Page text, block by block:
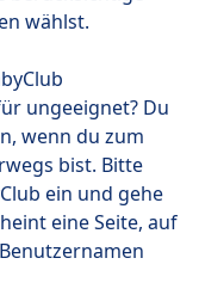
wählst.
ungeeignet? Du
wenn du zum
bist. Bitte
ein und gehe
eine Seite, auf